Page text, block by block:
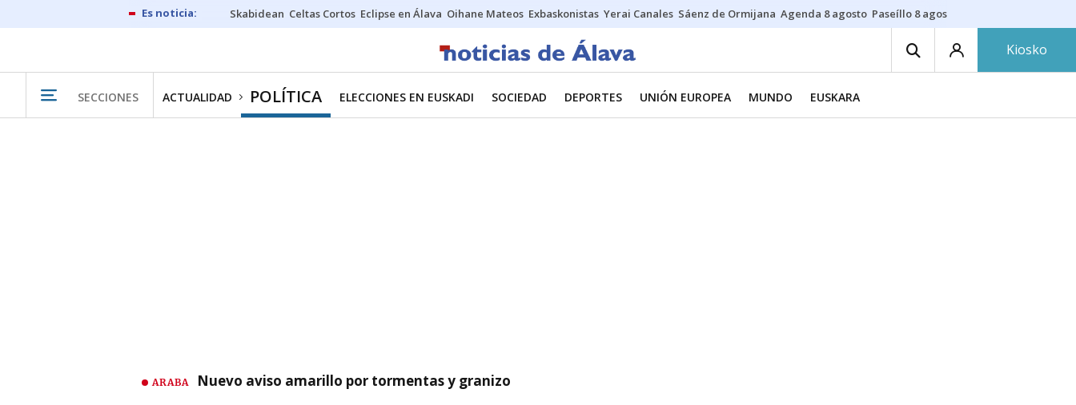
Skabidean Celtas Cortos Eclipse en Álava Oihane Mateos Exbaskonistas Yerai Canales Sáenz de Ormijana Agenda 8 agosto Paseíllo 8 agosto
Kiosko
SECCIONES ACTUALIDAD POLÍTICA ELECCIONES EN EUSKADI SOCIEDAD DEPORTES UNIÓN EUROPEA MUNDO EUSKARA
ARABA Nuevo aviso amarillo por tormentas y granizo